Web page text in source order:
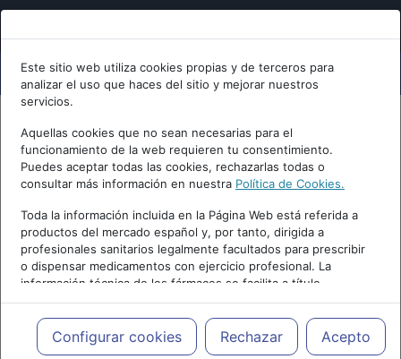
Este sitio web utiliza cookies propias y de terceros para
analizar el uso que haces del sitio y mejorar nuestros
servicios.
Aquellas cookies que no sean necesarias para el
funcionamiento de la web requieren tu consentimiento.
Puedes aceptar todas las cookies, rechazarlas todas o
consultar más información en nuestra Política de Cookies.
Toda la información incluida en la Página Web está referida a
productos del mercado español y, por tanto, dirigida a
profesionales sanitarios legalmente facultados para prescribir
o dispensar medicamentos con ejercicio profesional. La
información técnica de los fármacos se facilita a título
meramente informativo, siendo responsabilidad de los
profesionales facultados prescribir medicamentos y decidir, en
cada caso concreto, el tratamiento más adecuado a las
necesidades del paciente.
Configurar cookies Rechazar Acepto